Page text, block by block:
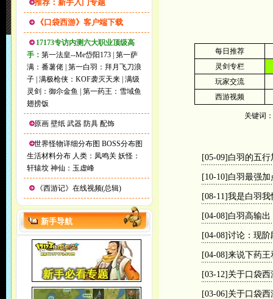
推荐：新手入门专题
《口袋西游》客户端下载
17173专访内测六大职业顶级高
手：第一法皇--Me岱阳173 |第一萨
满：番薯佬 |第一白羽：拜月飞刀浪
子 |满极枪侠：KOF袭灭天来 |满级
灵剑：御尒金鱼
|第一药王：雪域鱼
翅捞饭
原画 壁纸 武器 防具 配饰
世界怪物详细分布图 BOSS分布图
生活材料分布 人类：凤鸣关 妖怪：
轩辕坟 神仙：玉虚峰
《西游记》在线视频(总辑)
新手导航
每日推荐
灵剑专栏
玩家交流
西游视频
关键词
[05-09] 白羽的五行
[10-10] 白羽最强
[08-11]我是白羽我
[04-08] 白羽高输
[04-08]讨论：现
[04-08]来说下药
[03-12] 关于口袋
[03-06] 关于口袋